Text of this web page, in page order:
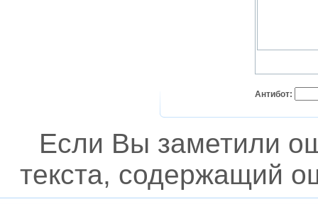
Антибот:
Если Вы заметили
текста, содержащий